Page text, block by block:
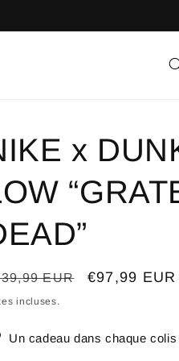
x
EUR
Prix
€97,99 EUR
incluses.
Un cadeau dans chaque colis